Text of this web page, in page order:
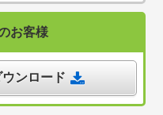
お客様
ンロード